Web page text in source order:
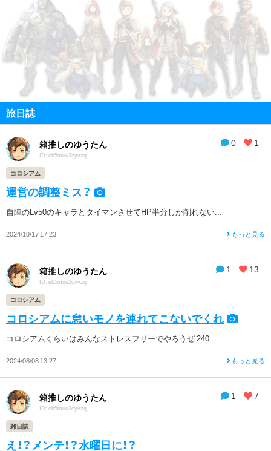
旅日誌
0 1
箱推しのゆうたん
ID: eb5muu2cyvzq
コロシアム
運営の調整ミス？
自陣のLv50のキャラとタイマンさせてHP半分しか削れない...
2024/10/17 17:23 もっと見る
1 13
箱推しのゆうたん
ID: eb5muu2cyvzq
コロシアム
コロシアムに怠いモノを連れてこないでくれ
コロシアムくらいはみんなストレスフリーでやろうぜ 240...
2024/08/08 13:27 もっと見る
1 7
箱推しのゆうたん
ID: eb5muu2cyvzq
雑日誌
え！？メンテ！？水曜日に！？